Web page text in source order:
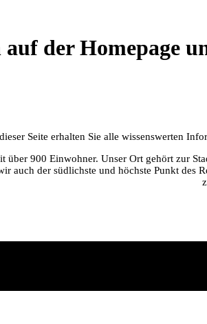
der Homepage
Seite erhalten Sie alle wissenswerten
über 900 Einwohner. Unser Ort gehört zur
auch der südlichste und höchste Punkt